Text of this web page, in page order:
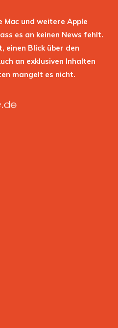
Mac und weitere Apple
es an keinen News fehlt.
einen Blick über den
an exklusiven Inhalten
mangelt es nicht.